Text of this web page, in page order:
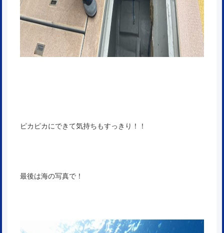
ピカピカにできて気持ちもすっきり！！
最後は海の写真で！